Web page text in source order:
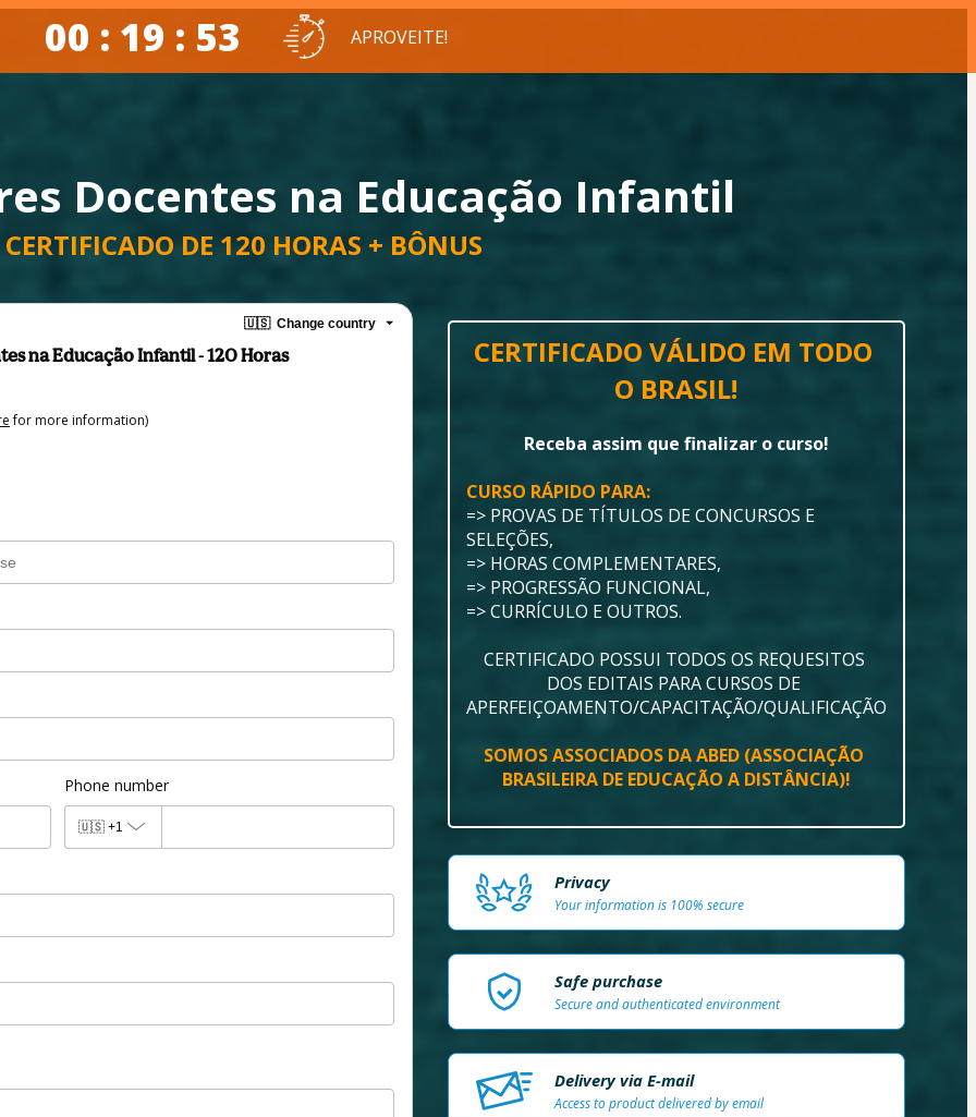
00 : 19 : 51 APROVEITE!
Docentes na Educação Infantil
CERTIFICADO DE 120 HORAS + BÔNUS
🇺🇸 Change country
na Educação Infantil - 120 Horas
for more information)
Phone number
🇺🇸 +1
CERTIFICADO VÁLIDO EM TODO
O BRASIL!
Receba assim que finalizar o curso!
CURSO RÁPIDO PARA:
=> PROVAS DE TÍTULOS DE CONCURSOS E
SELEÇÕES,
=> HORAS COMPLEMENTARES,
=> PROGRESSÃO FUNCIONAL,
=> CURRÍCULO E OUTROS.
CERTIFICADO POSSUI TODOS OS REQUESITOS
DOS EDITAIS PARA CURSOS DE
APERFEIÇOAMENTO/CAPACITAÇÃO/QUALIFICAÇÃO
SOMOS ASSOCIADOS DA ABED (ASSOCIAÇÃO
BRASILEIRA DE EDUCAÇÃO A DISTÂNCIA)!
Privacy
Your information is 100% secure
Safe purchase
Secure and authenticated environment
Delivery via E-mail
Access to product delivered by email